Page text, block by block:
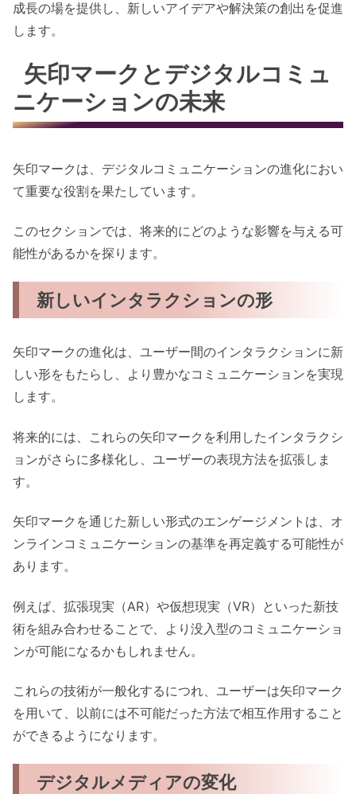
成長の場を提供し、新しいアイデアや解決策の創出を促進
します。
矢印マークとデジタルコミュ
ニケーションの未来
矢印マークは、デジタルコミュニケーションの進化におい
て重要な役割を果たしています。
このセクションでは、将来的にどのような影響を与える可
能性があるかを探ります。
新しいインタラクションの形
矢印マークの進化は、ユーザー間のインタラクションに新
しい形をもたらし、より豊かなコミュニケーションを実現
します。
将来的には、これらの矢印マークを利用したインタラクシ
ョンがさらに多様化し、ユーザーの表現方法を拡張しま
す。
矢印マークを通じた新しい形式のエンゲージメントは、オ
ンラインコミュニケーションの基準を再定義する可能性が
あります。
例えば、拡張現実（AR）や仮想現実（VR）といった新技
術を組み合わせることで、より没入型のコミュニケーショ
ンが可能になるかもしれません。
これらの技術が一般化するにつれ、ユーザーは矢印マーク
を用いて、以前には不可能だった方法で相互作用すること
ができるようになります。
デジタルメディアの変化